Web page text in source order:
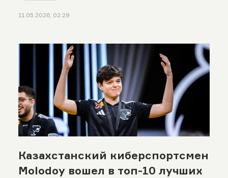
11.05.2026, 02:29
Казахстанский киберспортсмен
Molodoy вошел в топ-10 лучших